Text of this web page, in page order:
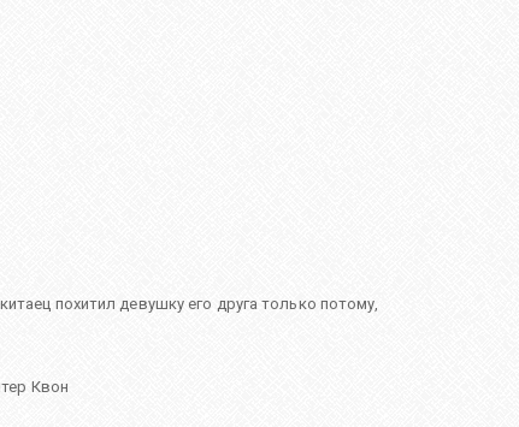
похитил девушку его друга только потому,
Квон